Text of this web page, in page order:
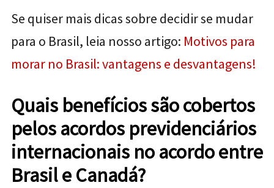
Se quiser mais dicas sobre decidir se mudar
para o Brasil, leia nosso artigo: Motivos para
morar no Brasil: vantagens e desvantagens!
Quais benefícios são cobertos
pelos acordos previdenciários
internacionais no acordo entre
Brasil e Canadá?